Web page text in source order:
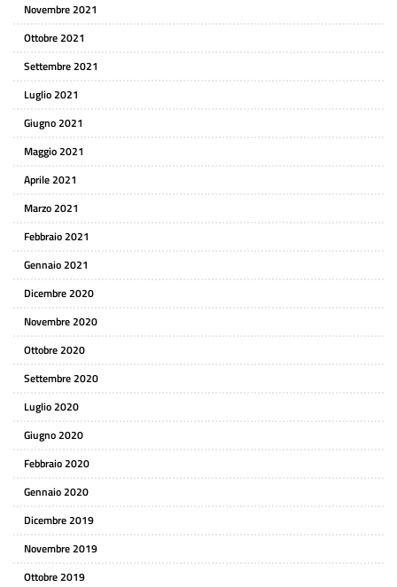
Novembre 2021
Ottobre 2021
Settembre 2021
Luglio 2021
Giugno 2021
Maggio 2021
Aprile 2021
Marzo 2021
Febbraio 2021
Gennaio 2021
Dicembre 2020
Novembre 2020
Ottobre 2020
Settembre 2020
Luglio 2020
Giugno 2020
Febbraio 2020
Gennaio 2020
Dicembre 2019
Novembre 2019
Ottobre 2019